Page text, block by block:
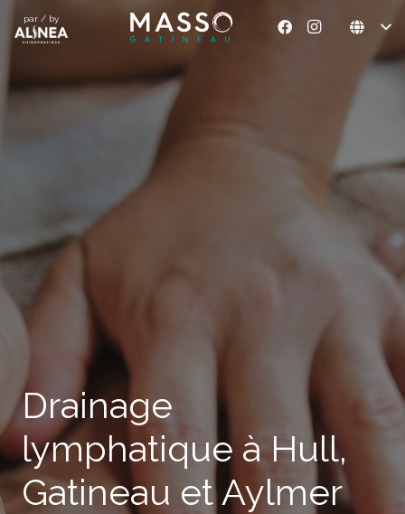
par / by
Drainage
lymphatique à Hull,
Gatineau et Aylmer